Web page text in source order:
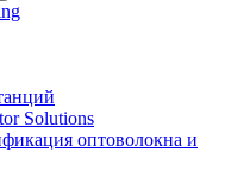
Solutions
оптоволокна и